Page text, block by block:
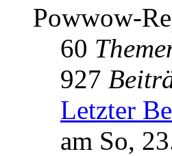
Powwow-
60
927
Letzter
am So,